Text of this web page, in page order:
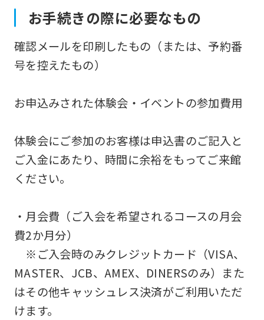
お手続きの際に必要なもの
確認メールを印刷したもの（または、予約番
号を控えたもの）
お申込みされた体験会・イベントの参加費用
体験会にご参加のお客様は申込書のご記入と
ご入金にあたり、時間に余裕をもってご来館
ください。
・月会費（ご入会を希望されるコースの月会
費2か月分）
※ご入会時のみクレジットカード（VISA、
MASTER、JCB、AMEX、DINERSのみ）また
はその他キャッシュレス決済がご利用いただ
けます。